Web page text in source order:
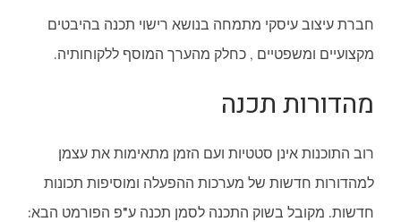
חברת עיצוב עיסקי מתמחה בנושא רישוי תכנה בהיבטים
מקצועיים ומשפטיים , כחלק מהערך המוסף ללקוחותיה.
מהדורות תכנה
רוב התוכנות אינן סטטיות ועם הזמן מתאימות את עצמן
למהדורות חדשות של מערכות ההפעלה ומוסיפות תכונות
חדשות. מקובל בשוק התכנה לסמן תכנה ע"פ הפורמט הבא: